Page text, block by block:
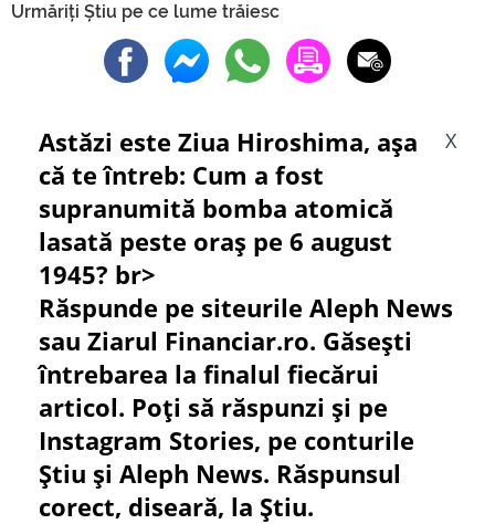
Urmăriți Știu pe ce lume trăiesc
X
Astăzi este Ziua Hiroshima, așa
că te întreb: Cum a fost
supranumită bomba atomică
lasată peste oraș pe 6 august
1945? br>
Răspunde pe siteurile Aleph News
sau Ziarul Financiar.ro. Găsești
întrebarea la finalul fiecărui
articol. Poți să răspunzi și pe
Instagram Stories, pe conturile
Știu și Aleph News. Răspunsul
corect, diseară, la Știu.